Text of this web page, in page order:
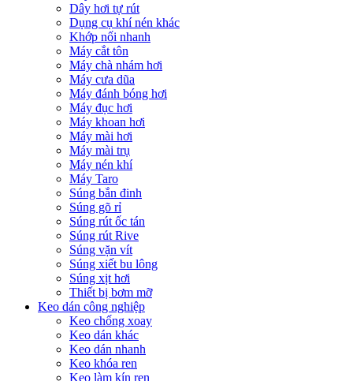
Dây hơi tự rút
Dụng cụ khí nén khác
Khớp nối nhanh
Máy cắt tôn
Máy chà nhám hơi
Máy cưa dũa
Máy đánh bóng hơi
Máy đục hơi
Máy khoan hơi
Máy mài hơi
Máy mài trụ
Máy nén khí
Máy Taro
Súng bắn đinh
Súng gõ rỉ
Súng rút ốc tán
Súng rút Rive
Súng vặn vít
Súng xiết bu lông
Súng xịt hơi
Thiết bị bơm mỡ
Keo dán công nghiệp
Keo chống xoay
Keo dán khác
Keo dán nhanh
Keo khóa ren
Keo làm kín ren